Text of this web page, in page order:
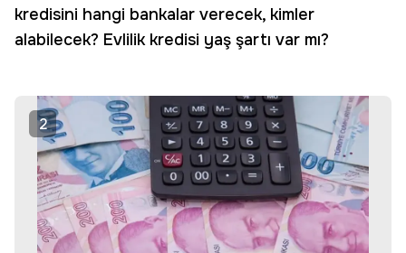
kredisini hangi bankalar verecek, kimler
alabilecek? Evlilik kredisi yaş şartı var mı?
2